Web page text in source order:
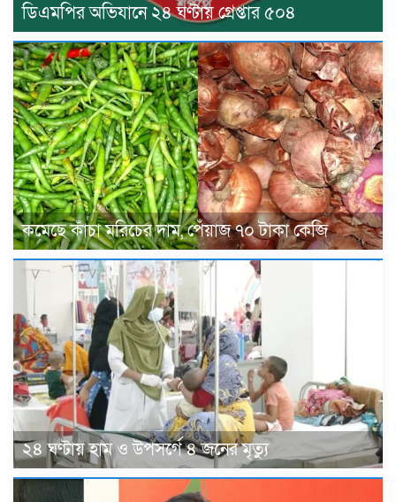
ডিএমপির অভিযানে ২৪ ঘণ্টায় গ্রেপ্তার ৫০৪
কমেছে কাঁচা মরিচের দাম, পেঁয়াজ ৭০ টাকা কেজি
২৪ ঘণ্টায় হাম ও উপসর্গে ৪ জনের মৃত্যু